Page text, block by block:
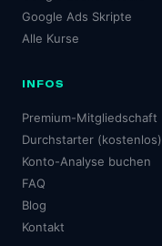
Google Ads Skripte
Alle Kurse
INFOS
Premium-Mitgliedschaft
Durchstarter (kostenlos)
Konto-Analyse buchen
FAQ
Blog
Kontakt